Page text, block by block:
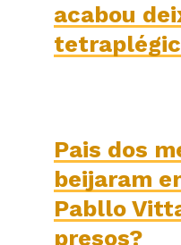
acabou
Pais dos
beijaram
Pabllo
presos?